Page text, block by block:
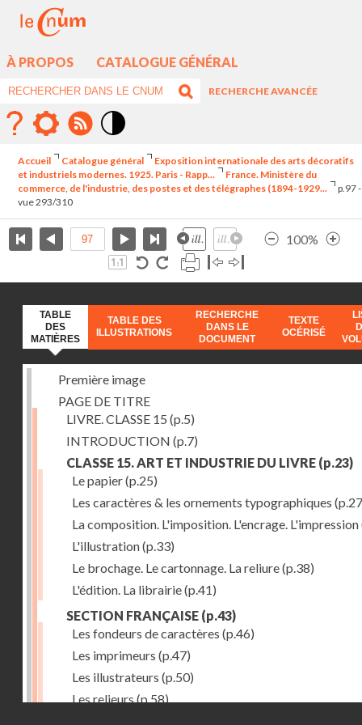
À PROPOS CATALOGUE GÉNÉRAL
RECHERCHE AVANCÉE
élévé
Accueil Catalogue général
Exposition internationale des arts décoratifs
et industriels modernes. 1925. Paris - Rapp...
France. Ministère du
commerce, de l'industrie, des postes et des télégraphes (1894-1929...
p.97 -
vue 293/310
100%
TABLE
DES
MATIÈRES
TABLE DES
ILLUSTRATIONS
RECHERCHE
DANS LE
DOCUMENT
TEXTE
OCÉRISÉ
Première image
PAGE DE TITRE
LIVRE. CLASSE 15 (p.5)
INTRODUCTION (p.7)
CLASSE 15. ART ET INDUSTRIE DU LIVRE (p.23)
Le papier(p.25)
Les caractères & les ornements typographiques
La composition. L'imposition. L'encrage. L'impression
L'illustration(p.33)
Le brochage. Le cartonnage. La reliure(p.38)
L'édition. La librairie(p.41)
SECTION FRANÇAISE (p.43)
Les fondeurs de caractères (p.46)
Les imprimeurs (p.47)
Les illustrateurs (p.50)
Les relieurs (p.58)